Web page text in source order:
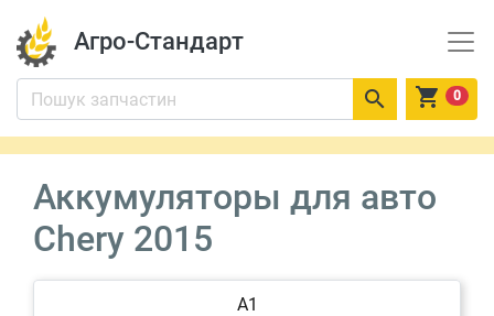
Агро-Стандарт
  0
Аккумуляторы для авто
Chery 2015
A1